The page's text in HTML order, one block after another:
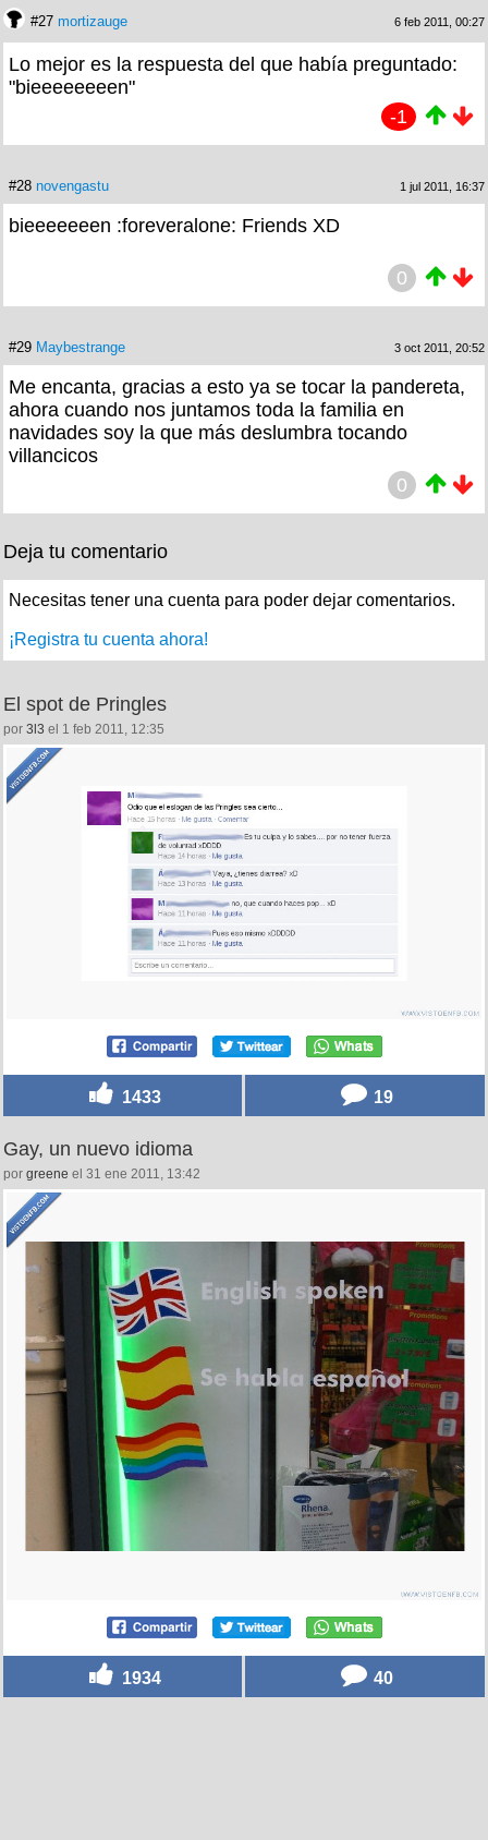
#27 mortizauge 6 feb 2011, 00:27
Lo mejor es la respuesta del que había preguntado:
"bieeeeeeeen"
-1
#28 novengastu 1 jul 2011, 16:37
bieeeeeeen :foreveralone: Friends XD
0
#29 Maybestrange 3 oct 2011, 20:52
Me encanta, gracias a esto ya se tocar la pandereta,
ahora cuando nos juntamos toda la familia en
navidades soy la que más deslumbra tocando
villancicos
0
Deja tu comentario
Necesitas tener una cuenta para poder dejar comentarios.
¡Registra tu cuenta ahora!
El spot de Pringles
por 3l3 el 1 feb 2011, 12:35
1433 19
Gay, un nuevo idioma
por greene el 31 ene 2011, 13:42
1934 40